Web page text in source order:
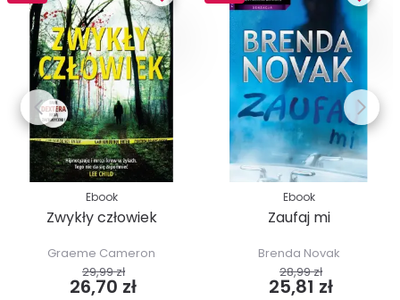
Ebook
Zwykły człowiek
Graeme Cameron
29,99 zł
26,70 zł
Ebook
Zaufaj mi
Brenda Novak
28,99 zł
25,81 zł